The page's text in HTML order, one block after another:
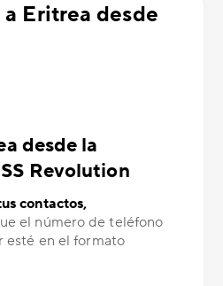
Eritrea desde
desde la
Revolution
contactos,
el número de teléfono
esté en el formato